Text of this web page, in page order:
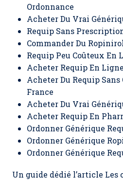
Ordonnance
Acheter Du Vrai
Requip Sans
Commander Du
Requip Peu Coûteux En
Acheter Requip En
Acheter Du Requip Sans
France
Acheter Du Vrai
Acheter Requip En
Ordonner Générique
Ordonner Générique
Ordonner Générique
Un guide dédié l’article Les